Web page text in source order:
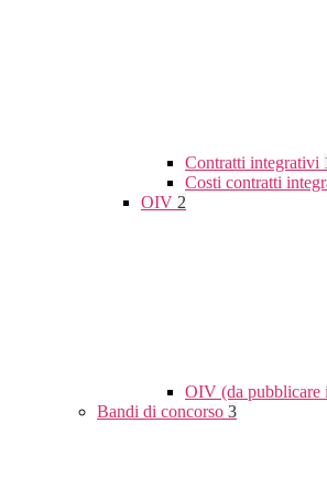
Contratti integrativi
Costi contratti
OIV 2
OIV (da pubblicare
Bandi di concorso 3